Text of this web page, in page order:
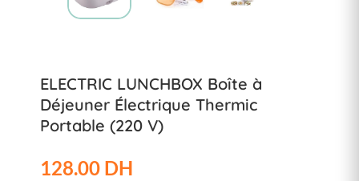
ELECTRIC LUNCHBOX Boîte à
Déjeuner Électrique Thermic
Portable (220 V)
128.00 DH